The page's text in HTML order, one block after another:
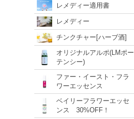
レメディー適用書
レメディー
チンクチャー[ハーブ酒]
オリジナルアルポ(LMポー
テンシー)
ファー・イースト・フラ
ワーエッセンス
ベイリーフラワーエッセ
ンス 30%OFF！